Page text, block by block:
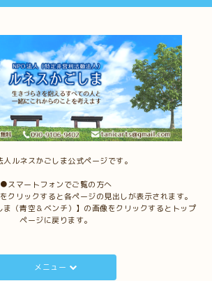
人ルネスかごしま公式ページです。
●スマートフォンでご覧の方へ
クリックすると各ページの見出しが表示されます。
ま（青空＆ベンチ）】の画像をクリックするとトップ
ページに戻ります。
メニュー